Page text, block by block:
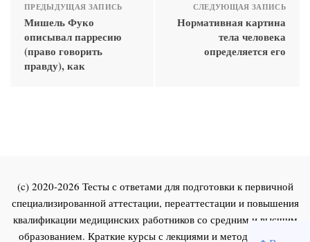
ПРЕДЫДУЩАЯ ЗАПИСЬ
Мишель Фуко
описывал парресию
(право говорить
правду), как
СЛЕДУЮЩАЯ ЗАПИСЬ
Нормативная картина
тела человека
определяется его
(c) 2020-2026 Тесты с ответами для подготовки к первичной
специализированной аттестации, переаттестации и повышения
квалификации медицинских работников со средним и высшим
образованием. Краткие курсы с лекциями и методическими